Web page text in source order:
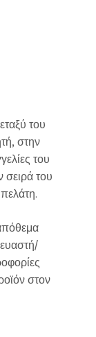
του
στην
του
σειρά του
στον